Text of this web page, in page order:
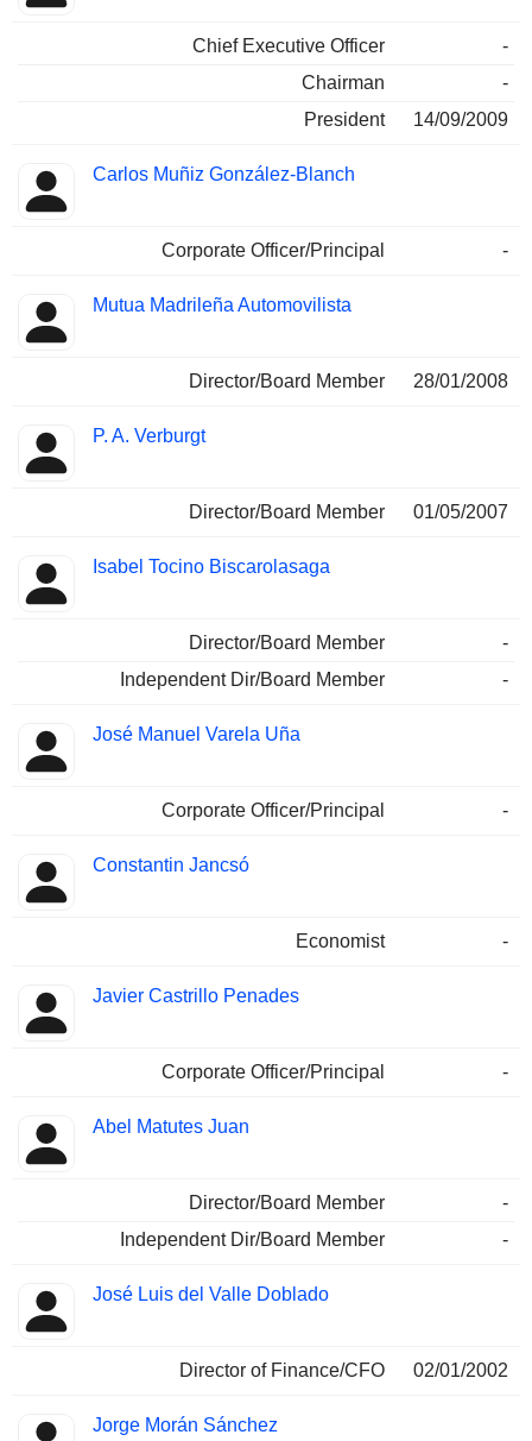
Chief Executive Officer
-
Chairman
-
President
14/09/2009
Carlos Muñiz González-Blanch
Corporate Officer/Principal -
Mutua Madrileña Automovilista
Director/Board Member 28/01/2008
P. A. Verburgt
Director/Board Member 01/05/2007
Isabel Tocino Biscarolasaga
Director/Board Member
-
Independent Dir/Board Member
-
José Manuel Varela Uña
Corporate Officer/Principal -
Constantin Jancsó
Economist -
Javier Castrillo Penades
Corporate Officer/Principal -
Abel Matutes Juan
Director/Board Member
-
Independent Dir/Board Member
-
José Luis del Valle Doblado
Director of Finance/CFO 02/01/2002
Jorge Morán Sánchez